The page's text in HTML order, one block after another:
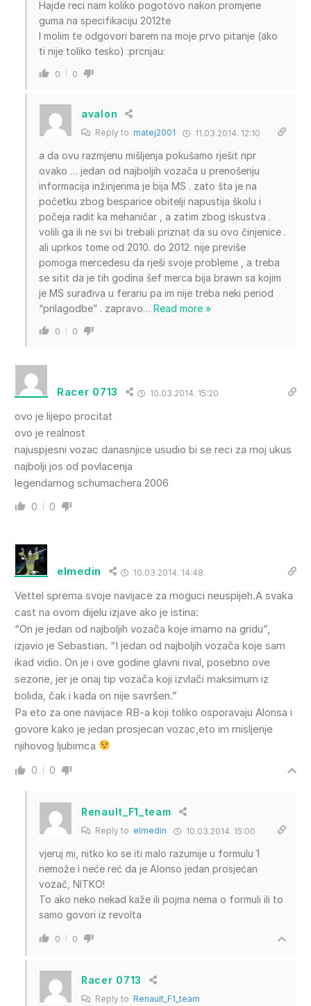
Hajde reci nam koliko pogotovo nakon promjene
guma na specifikaciju 2012te
I molim te odgovori barem na moje prvo pitanje (ako
ti nije toliko tesko) :prcnjau:
0 0
avalon
Reply to matej2001 11.03.2014. 12:10
a da ovu razmjenu mišljenja pokušamo rješit npr
ovako … jedan od najboljih vozača u prenošenju
informacija inžinjerima je bija MS . zato šta je na
početku zbog besparice obitelji napustija školu i
počeja radit ka mehaničar , a zatim zbog iskustva .
volili ga ili ne svi bi trebali priznat da su ovo činjenice .
ali uprkos tome od 2010. do 2012. nije previše
pomoga mercedesu da rješi svoje probleme , a treba
se sitit da je tih godina šef merca bija brawn sa kojim
je MS surađiva u ferariu pa im nije treba neki period
“prilagodbe” . zapravo… Read more »
0 0
Racer 0713 10.03.2014. 15:20
ovo je lijepo procitat
ovo je realnost
najuspjesni vozac danasnjice usudio bi se reci za moj ukus
najbolji jos od povlacenja
legendarnog schumachera 2006
0 0
elmedin 10.03.2014. 14:48
Vettel sprema svoje navijace za moguci neuspijeh.A svaka
cast na ovom dijelu izjave ako je istina:
“On je jedan od najboljih vozača koje imamo na gridu”,
izjavio je Sebastian. “I jedan od najboljih vozača koje sam
ikad vidio. On je i ove godine glavni rival, posebno ove
sezone, jer je onaj tip vozača koji izvlači maksimum iz
bolida, čak i kada on nije savršen.”
Pa eto za one navijace RB-a koji toliko osporavaju Alonsa i
govore kako je jedan prosjecan vozac,eto im misljenje
njihovog ljubimca
0 0
Renault_F1_team
Reply to elmedin 10.03.2014. 15:00
vjeruj mi, nitko ko se iti malo razumije u formulu 1
nemože i neće reć da je Alonso jedan prosjećan
vozač, NITKO!
To ako neko nekad kaže ili pojma nema o formuli ili to
samo govori iz revolta
0 0
Racer 0713
Reply to Renault_F1_team